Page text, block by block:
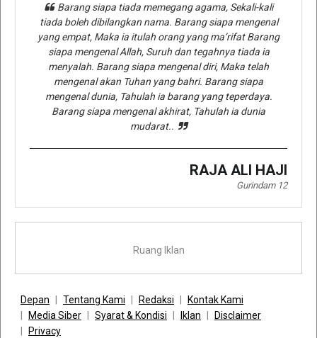
Barang siapa tiada memegang agama, Sekali-kali
tiada boleh dibilangkan nama. Barang siapa mengenal
yang empat, Maka ia itulah orang yang ma’rifat Barang
siapa mengenal Allah, Suruh dan tegahnya tiada ia
menyalah. Barang siapa mengenal diri, Maka telah
mengenal akan Tuhan yang bahri. Barang siapa
mengenal dunia, Tahulah ia barang yang teperdaya.
Barang siapa mengenal akhirat, Tahulah ia dunia
mudarat..
RAJA ALI HAJI
Gurindam 12
Ruang Iklan
Depan Tentang Kami Redaksi
Kontak Kami
Media Siber
Syarat & Kondisi Iklan
Disclaimer
Privacy